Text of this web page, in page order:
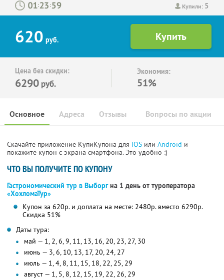
Купили: 5
: :
620 руб.
Цена без скидки:
6290 руб.
Экономия:
51%
Основное Отзывы Вопросы по акции
Адреса
Скачайте приложение КупиКупона для IOS или Android и
покажите купон с экрана смартфона. Это удобно :)
ЧТО ВЫ ПОЛУЧИТЕ ПО КУПОНУ
Гастрономический тур в Выборгна 1 день от туроператора
«ХохломаТур»
Купон за 620р. и доплата на месте: 2480р. вместо 6290р.
Скидка 51%
Даты тура:
май — 1, 2, 6, 9, 11, 13, 16, 20, 23, 27, 30
июнь — 3, 6, 10, 13, 17, 20, 24, 27
июль — 1, 4, 8, 11, 15, 18, 22, 25, 29
август — 1, 5, 8, 12, 15, 19, 22, 26, 29